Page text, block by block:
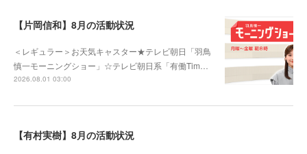
【片岡信和】8月の活動状況
＜レギュラー＞お天気キャスター★テレビ朝日「羽鳥
慎一モーニングショー」☆テレビ朝日系「有働Tim…
2026.08.01 03:00
【有村実樹】8月の活動状況